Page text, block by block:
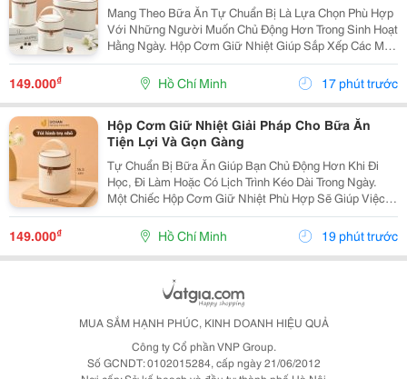
Mang Theo Bữa Ăn Tự Chuẩn Bị Là Lựa Chọn Phù Hợp
Với Những Người Muốn Chủ Động Hơn Trong Sinh Hoạt
Hằng Ngày. Hộp Cơm Giữ Nhiệt Giúp Sắp Xếp Các Món
Ăn Gọn Gàng, Thuận Tiện Mang Đến Trường, Văn
Phòng Hoặc Sử Dụng Khi Đi Xa. Lựa Chọn Hộp Theo
149.000₫ Hồ Chí Minh 17 phút trước
Hộp Cơm Giữ Nhiệt Giải Pháp Cho Bữa Ăn
Tiện Lợi Và Gọn Gàng
Tự Chuẩn Bị Bữa Ăn Giúp Bạn Chủ Động Hơn Khi Đi
Học, Đi Làm Hoặc Có Lịch Trình Kéo Dài Trong Ngày.
Một Chiếc Hộp Cơm Giữ Nhiệt Phù Hợp Sẽ Giúp Việc
Sắp Xếp Và Mang Theo Các Món Ăn Trở Nên Thuận
Tiện, Đồng Thời Phù Hợp Với Nhiều Thói Quen Sinh
149.000₫ Hồ Chí Minh 19 phút trước
MUA SẮM HẠNH PHÚC, KINH DOANH HIỆU QUẢ
Công ty Cổ phần VNP Group.
Số GCNDT: 0102015284, cấp ngày 21/06/2012